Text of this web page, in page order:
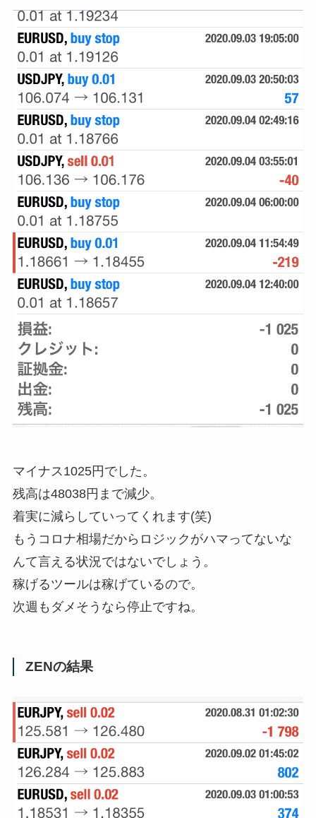
マイナス1025円でした。
残高は48038円まで減少。
着実に減らしていってくれます(笑)
もうコロナ相場だからロジックがハマってないな
んて言える状況ではないでしょう。
稼げるツールは稼げているので。
次週もダメそうなら停止ですね。
ZENの結果